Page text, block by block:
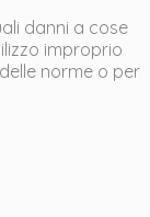
danni a cose
improprio
norme o per